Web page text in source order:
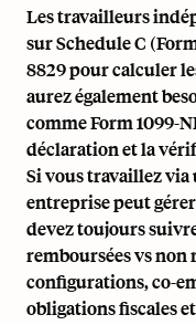
Les travailleurs
surSchedule C
8829 pour calculer
aurez également
commeForm 1099-
déclaration et la
Si vous travaillez via
entreprise peut
devez toujours
remboursées vs non
configurations,co-
obligations fiscales